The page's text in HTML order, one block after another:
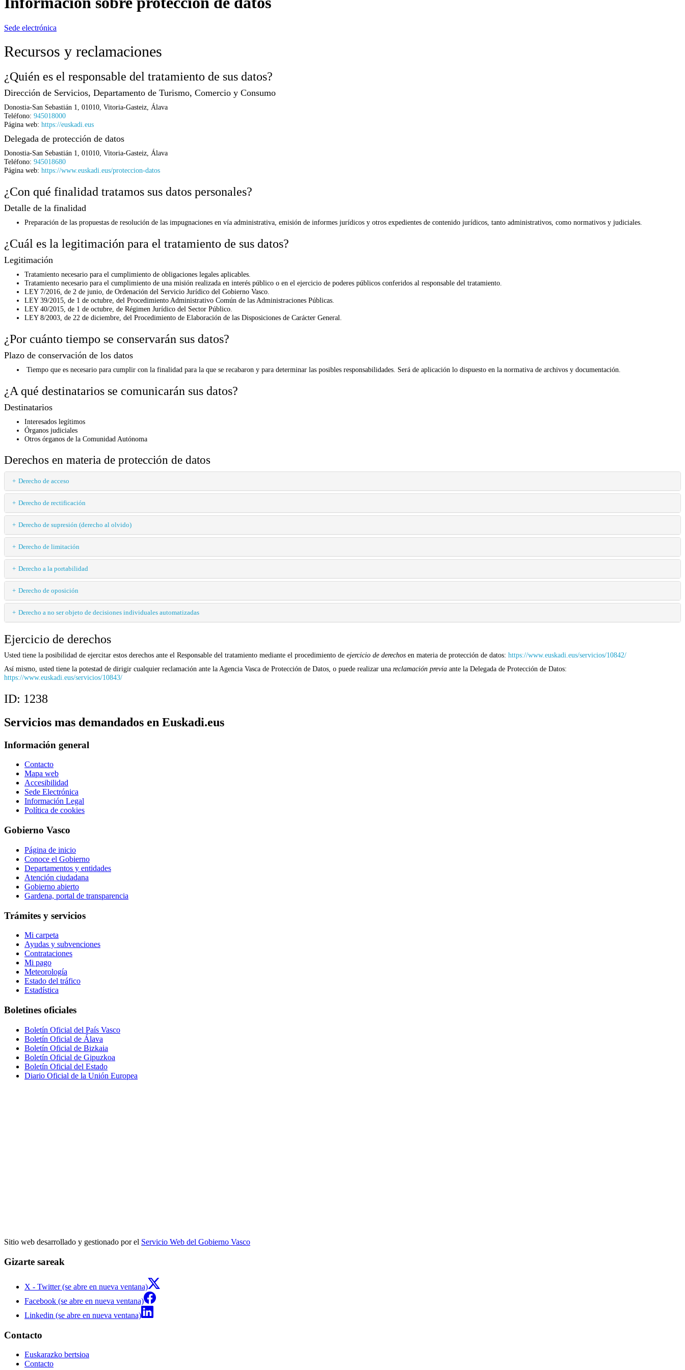
Sede electrónica
Recursos y reclamaciones
¿Quién es el responsable del tratamiento de sus datos?
Dirección de Servicios, Departamento de Turismo, Comercio y Consumo
Donostia-San Sebastián 1 01010 Vitoria-Gasteiz Álava
Teléfono: 945018000
Página web: https://euskadi.eus
Delegada de protección de datos
Donostia-San Sebastián 1 01010 Vitoria-Gasteiz Álava
Teléfono: 945018680
Página web: https://www.euskadi.eus/proteccion-datos
¿Con qué finalidad tratamos sus datos personales?
Detalle de la finalidad
Preparación de las propuestas de resolución de las impugnaciones en vía administrativa, emisión de informes jurídicos y otros expedientes de contenido jurídicos, tanto administrativos, como normativos y judiciales.
¿Cuál es la legitimación para el tratamiento de sus datos?
Legitimación
Tratamiento necesario para el cumplimiento de obligaciones legales aplicables.
Tratamiento necesario para el cumplimiento de una misión realizada en interés público o en el ejercicio de poderes públicos conferidos al responsable del tratamiento.
LEY 7/2016, de 2 de junio, de Ordenación del Servicio Jurídico del Gobierno Vasco.
LEY 39/2015, de 1 de octubre, del Procedimiento Administrativo Común de las Administraciones Públicas.
LEY 40/2015, de 1 de octubre, de Régimen Jurídico del Sector Público.
LEY 8/2003, de 22 de diciembre, del Procedimiento de Elaboración de las Disposiciones de Carácter General.
¿Por cuánto tiempo se conservarán sus datos?
Plazo de conservación de los datos
Tiempo que es necesario para cumplir con la finalidad para la que se recabaron y para determinar las posibles responsabilidades. Será de aplicación lo dispuesto en la normativa de archivos y documentación.
¿A qué destinatarios se comunicarán sus datos?
Destinatarios
Interesados legítimos
Órganos judiciales
Otros órganos de la Comunidad Autónoma
Derechos en materia de protección de datos
Derecho de acceso
Derecho de rectificación
Derecho de supresión (derecho al olvido)
Derecho de limitación
Derecho a la portabilidad
Derecho de oposición
Derecho a no ser objeto de decisiones individuales automatizadas
Ejercicio de derechos
Usted tiene la posibilidad de ejercitar estos derechos ante el Responsable del tratamiento mediante el procedimiento de ejercicio de derechos en materia de protección de datos: https://www.euskadi.eus/servicios/10842/
Así mismo, usted tiene la potestad de dirigir cualquier reclamación ante la Agencia Vasca de Protección de Datos, o puede realizar una reclamación previa ante la Delegada de Protección de Datos:
https://www.euskadi.eus/servicios/10843/
ID: 1238
Servicios mas demandados en Euskadi.eus
Información general
Contacto
Mapa web
Accesibilidad
Sede Electrónica
Información Legal
Política de cookies
Gobierno Vasco
Página de inicio
Conoce el Gobierno
Departamentos y entidades
Atención ciudadana
Gobierno abierto
Gardena, portal de transparencia
Trámites y servicios
Mi carpeta
Ayudas y subvenciones
Contrataciones
Mi pago
Meteorología
Estado del tráfico
Estadística
Boletines oficiales
Boletín Oficial del País Vasco
Boletín Oficial de Álava
Boletín Oficial de Bizkaia
Boletín Oficial de Gipuzkoa
Boletín Oficial del Estado
Diario Oficial de la Unión Europea
Sitio web desarrollado y gestionado por el Servicio Web del Gobierno Vasco
Gizarte sareak
X - Twitter (se abre en nueva ventana)
Facebook (se abre en nueva ventana)
Linkedin (se abre en nueva ventana)
Contacto
Euskarazko bertsioa
Contacto